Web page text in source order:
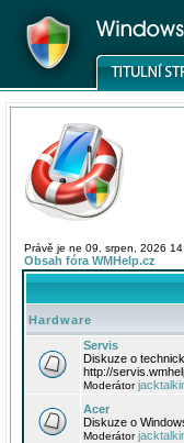
Právě je ne 09. srpen, 2026
Obsah fóra WMHelp.cz
Hardware
Servis
Diskuze o
http://
Moderátor
Acer
Diskuze o
Moderátor